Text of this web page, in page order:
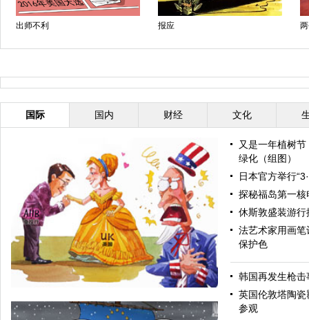
出师不利 报应
国际 国内 财经 文化
又是一年植树
绿化（组图）
日本官方举行
探秘福岛第一
休斯敦盛装游
法艺术家用画笔
保护色
韩国再发生枪
英国伦敦塔陶
参观